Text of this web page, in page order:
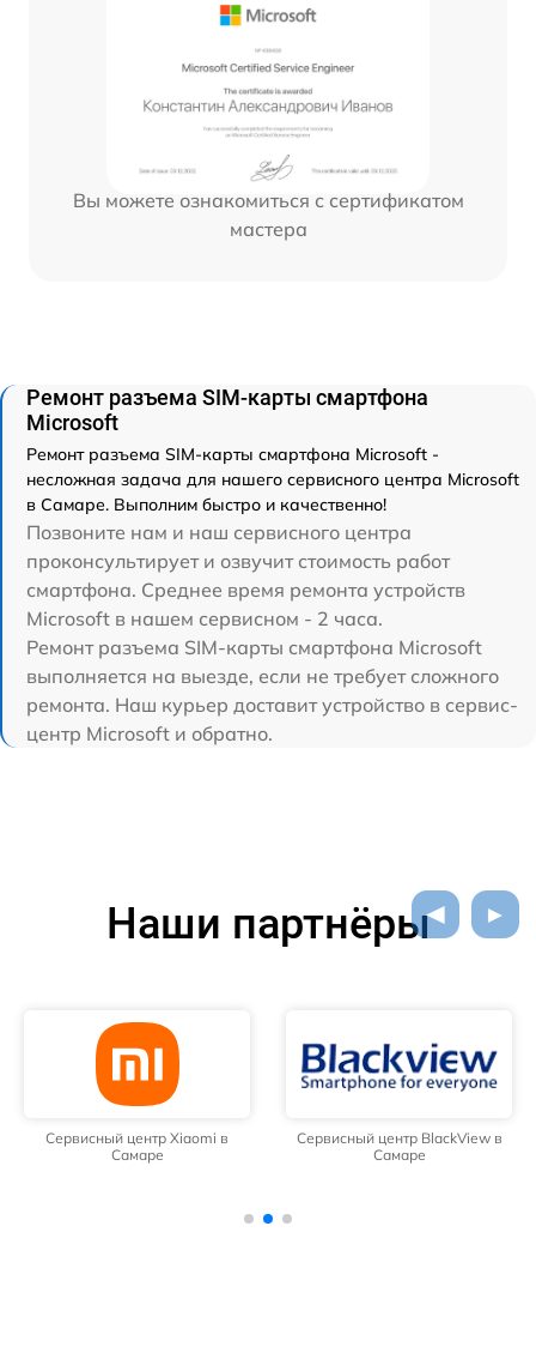
Вы можете ознакомиться с сертификатом
мастера
Ремонт разъема SIM-карты смартфона
Microsoft
Ремонт разъема SIM-карты смартфона Microsoft -
несложная задача для нашего сервисного центра Microsoft
в Самаре. Выполним быстро и качественно!
Позвоните нам и наш сервисного центра
проконсультирует и озвучит стоимость работ
смартфона. Среднее время ремонта устройств
Microsoft в нашем сервисном - 2 часа.
Ремонт разъема SIM-карты смартфона Microsoft
выполняется на выезде, если не требует сложного
ремонта. Наш курьер доставит устройство в сервис-
центр Microsoft и обратно.
Наши партнёры
Сервисный центр Xiaomi в
Самаре
Сервисный центр BlackView в
Самаре